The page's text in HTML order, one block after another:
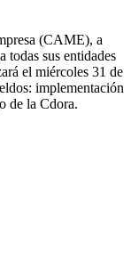
(CAME), a
todas sus entidades
el miércoles 31 de
implementación
de la Cdora.